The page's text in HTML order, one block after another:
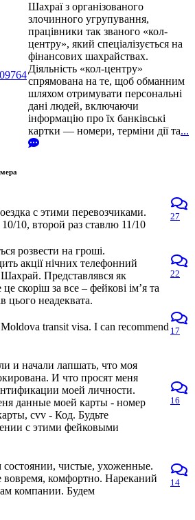
Шахраї з організованого
злочинного угрупування,
працівники так званого «кол-
центру», який спеціалізується на
фінансових шахрайствах.
Діяльність «кол-центру»
спрямована на те, щоб обманним
шляхом отримувати персональні
дані людей, включаючи
інформацію про їх банківські
картки — номери, терміни дії та...
с этими перевозчиками.
10, второй раз ставлю 11/10
27
розвести на гроші.
акції нічних телефонний
Представлявся як
скоріш за все – фейкові ім’я та
цього неадеквата.
22
transit visa. I can recommend 17
и начали лапшать, что моя
И что просят меня
моей личности.
данные моей карты - номер
cvv - Код. Будьте
с этими фейковыми
16
чистые, ухоженные.
вовремя, комфортно. Нареканий
компании. Будем
14